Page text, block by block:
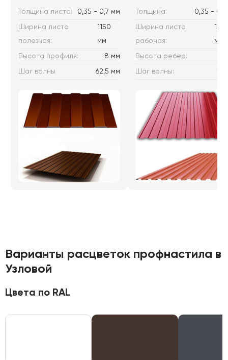
Толщина листа:
0,35 - 0,7 мм
Ширина листа
полезная:
1150
мм
Высота профиля:
8 мм
Шаг волны
62,5 мм
Толщина:
0,35 -
Ширина листа
рабочая:
1170
мм
Высота ребер:
Шаг волны:
Варианты расцветок профнастила в
Узловой
Цвета по RAL